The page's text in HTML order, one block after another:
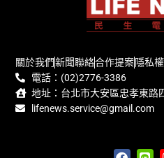
關於我們新聞聯絡合作提案隱私
電話：(02)2776-3386
地址：台北市大安區忠孝東路
lifenews.service@gmail.com